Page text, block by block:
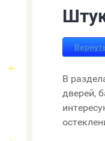
В
дверей,